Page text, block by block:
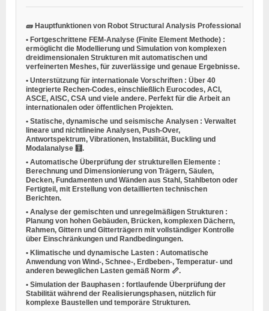
🧱 Hauptfunktionen von Robot Structural Analysis Professional
• Fortgeschrittene FEM-Analyse (Finite Element Methode) :
ermöglicht die Modellierung und Simulation von komplexen
dreidimensionalen Strukturen mit automatischen und
verfeinerten Meshes, für zuverlässige und genaue Ergebnisse.
• Unterstützung für internationale Vorschriften : Über 40
integrierte Rechen-Codes, einschließlich Eurocodes, ACI,
ASCE, AISC, CSA und viele andere. Perfekt für die Arbeit an
internationalen oder öffentlichen Projekten.
• Statische, dynamische und seismische Analysen : Verwaltet
lineare und nichtlineine Analysen, Push-Over,
Antwortspektrum, Vibrationen, Instabilität, Buckling und
Modalanalyse 🧮.
• Automatische Überprüfung der strukturellen Elemente :
Berechnung und Dimensionierung von Trägern, Säulen,
Decken, Fundamenten und Wänden aus Stahl, Stahlbeton oder
Fertigteil, mit Erstellung von detaillierten technischen
Berichten.
• Analyse der gemischten und unregelmäßigen Strukturen :
Planung von hohen Gebäuden, Brücken, komplexen Dächern,
Rahmen, Gittern und Gitterträgern mit vollständiger Kontrolle
über Einschränkungen und Randbedingungen.
• Klimatische und dynamische Lasten : Automatische
Anwendung von Wind-, Schnee-, Erdbeben-, Temperatur- und
anderen beweglichen Lasten gemäß Norm 📏.
• Simulation der Bauphasen : fortlaufende Überprüfung der
Stabilität während der Realisierungsphasen, nützlich für
komplexe Baustellen und temporäre Strukturen.